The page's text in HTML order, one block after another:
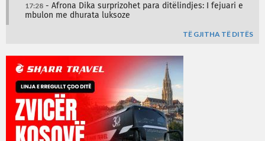
17:28 - Afrona Dika surprizohet para ditëlindjes: I fejuari e
mbulon me dhurata luksoze
TË GJITHA TË DITËS